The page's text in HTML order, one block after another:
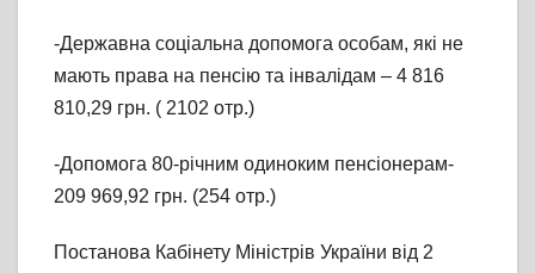
-Державна соціальна допомога особам, які не
мають права на пенсію та інвалідам – 4 816
810,29 грн. ( 2102 отр.)
-Допомога 80-річним одиноким пенсіонерам-
209 969,92 грн. (254 отр.)
Постанова Кабінету Міністрів України від 2